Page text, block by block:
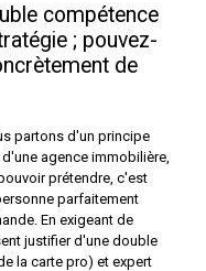
compétence
; pouvez-
de
partons d'un principe
agence immobilière,
prétendre, c'est
parfaitement
En exigeant de
justifier d'une double
la carte pro) et expert